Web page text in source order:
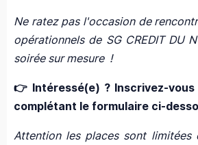
Ne ratez pas l'occasion de
opérationnels de SG CREDIT DU
soirée sur mesure !
👉 Intéressé(e) ? Inscrivez-
complétant le formulaire ci-
Attention les places sont limitées